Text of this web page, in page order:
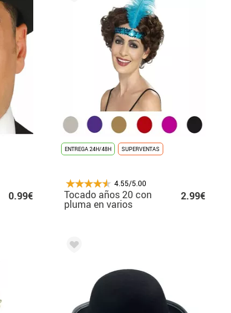
0.99€
ENTREGA 24H/48H SUPERVENTAS
4.55/5.00
Tocado años 20 con
pluma en varios
colores
2.99€